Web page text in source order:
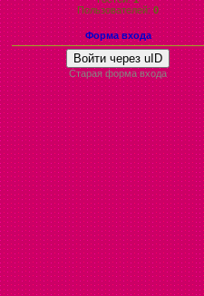
Пользователей:0
Форма входа
Войти через uID
Старая форма входа